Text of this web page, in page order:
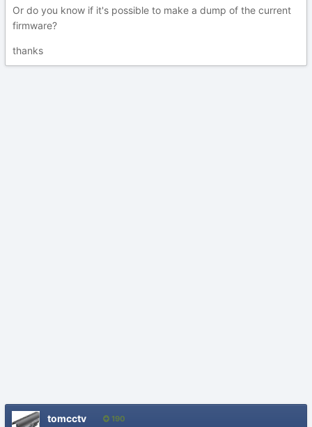
Or do you know if it's possible to make a dump of the current
firmware?
thanks
tomcctv 190